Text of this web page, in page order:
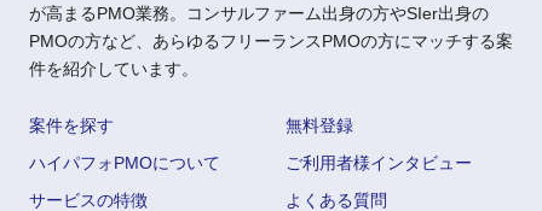
が高まるPMO業務。コンサルファーム出身の方やSIer出身の
PMOの方など、あらゆるフリーランスPMOの方にマッチする案
件を紹介しています。
案件を探す
無料登録
ハイパフォPMOについて
ご利用者様インタビュー
サービスの特徴
よくある質問